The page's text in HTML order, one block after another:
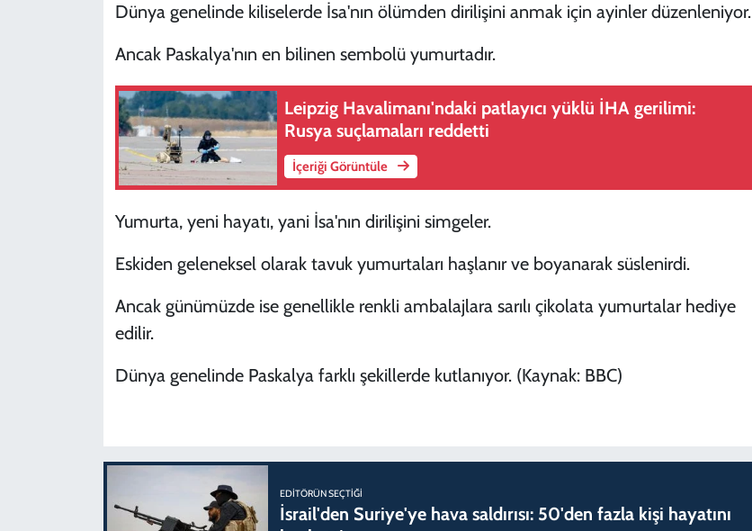
Dünya genelinde kiliselerde İsa'nın ölümden dirilişini anmak için ayinler düzenleniyor.
Ancak Paskalya'nın en bilinen sembolü yumurtadır.
Leipzig Havalimanı'ndaki patlayıcı yüklü İHA gerilimi:
Rusya suçlamaları reddetti
İçeriği Görüntüle
Yumurta, yeni hayatı, yani İsa'nın dirilişini simgeler.
Eskiden geleneksel olarak tavuk yumurtaları haşlanır ve boyanarak süslenirdi.
Ancak günümüzde ise genellikle renkli ambalajlara sarılı çikolata yumurtalar hediye
edilir.
Dünya genelinde Paskalya farklı şekillerde kutlanıyor. (Kaynak: BBC)
EDITÖRÜN SEÇTIĞI
İsrail'den Suriye'ye hava saldırısı: 50'den fazla kişi hayatını